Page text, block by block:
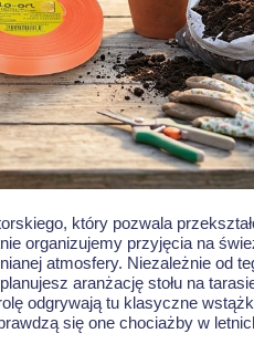
który pozwala
organizujemy przyjęcia na
atmosfery. Niezależnie od
aranżację stołu na
odgrywają tu klasyczne
się one chociażby w